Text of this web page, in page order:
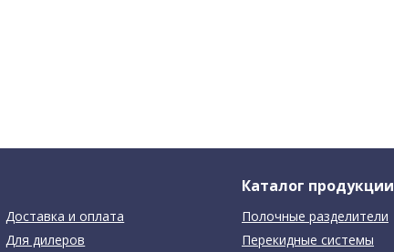
Доставка и оплата
Для дилеров
Каталог продукции
Полочные разделители
Перекидные системы